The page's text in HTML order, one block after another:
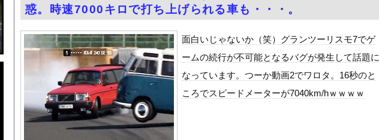
【自動車保険】任意保険に加入しない層の考え方「金無きゃ払わなくてすむので入り損」
積水ハウス「地面師に55億円騙し取られた…」 ワイ「はえーかわいそう…会社滅茶苦茶や...
【悲報】日産e-power、無給油で1980km走行しギネス記録を達成！！→スタート...
FANZAで夏の動画50％OFFキャンペーン第4弾が始まったぞー！
『Re：ゼロから始める異世界生活』60話感想 氷上のバトル！レグルスの権能とは！
【画像】キス釣りするんや
【Xの車窓から】オービスかと思ったら野生の炊飯器で草 ほか
【ポロリ悲話】ネットで拡散してるおっぱいポロリ動画、何故か叩かれる・・・
惑。時速7000キロで打ち上げられる車も・・・。
面白いじゃないか（笑）グランツーリスモ7でゲ
ームの続行が不可能となるバグが発生して話題に
なっています。つーか動画2でワロタ。16秒のと
ころでスピードメーターが7040km/hｗｗｗｗ